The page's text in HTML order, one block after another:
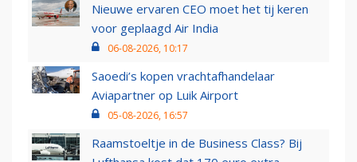
Nieuwe ervaren CEO moet het tij keren
voor geplaagd Air India
06-08-2026, 10:17
Saoedi’s kopen vrachtafhandelaar
Aviapartner op Luik Airport
05-08-2026, 16:57
Raamstoeltje in de Business Class? Bij